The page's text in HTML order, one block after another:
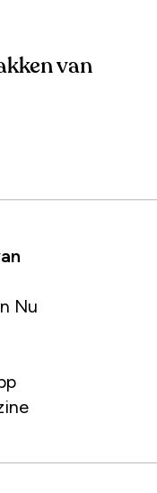
van
Nu